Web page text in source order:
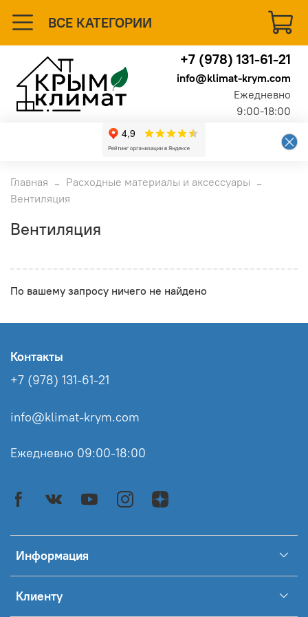
ВСЕ КАТЕГОРИИ
+7 (978) 131-61-21
info@klimat-krym.com
Ежедневно
9:00-18:00
Главная
Расходные материалы и аксессуары
Вентиляция
Вентиляция
По вашему запросу ничего не найдено
Информация
Клиенту
Контакты
+7 (978) 131-61-21
info@klimat-krym.com
Ежедневно 09:00-18:00